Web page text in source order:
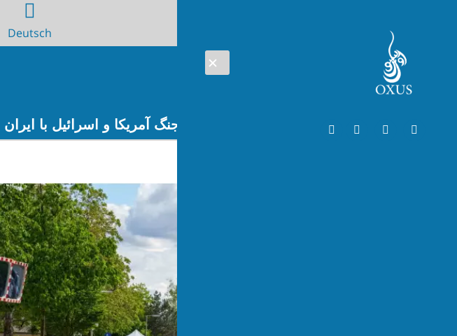
Deutsch
افغانستان جنگ آمریکا و اسرائیل با ایران